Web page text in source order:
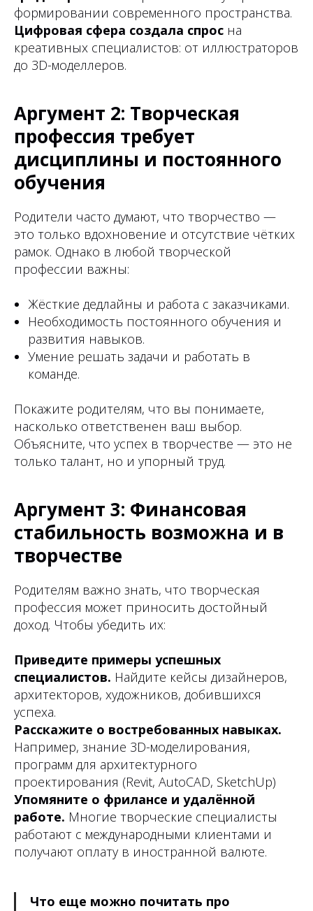
формировании современного пространства.
Цифровая сфера создала спрос на
креативных специалистов: от иллюстраторов
до 3D-моделлеров.
Аргумент 2: Творческая
профессия требует
дисциплины и постоянного
обучения
Родители часто думают, что творчество —
это только вдохновение и отсутствие чётких
рамок. Однако в любой творческой
профессии важны:
Жёсткие дедлайны и работа с заказчиками.
Необходимость постоянного обучения и
развития навыков.
Умение решать задачи и работать в
команде.
Покажите родителям, что вы понимаете,
насколько ответственен ваш выбор.
Объясните, что успех в творчестве — это не
только талант, но и упорный труд.
Аргумент 3: Финансовая
стабильность возможна и в
творчестве
Родителям важно знать, что творческая
профессия может приносить достойный
доход. Чтобы убедить их:
Приведите примеры успешных
специалистов. Найдите кейсы дизайнеров,
архитекторов, художников, добившихся
успеха.
Расскажите о востребованных навыках.
Например, знание 3D-моделирования,
программ для архитектурного
проектирования (Revit, AutoCAD, SketchUp)
Упомяните о фрилансе и удалённой
работе. Многие творческие специалисты
работают с международными клиентами и
получают оплату в иностранной валюте.
Что еще можно почитать про